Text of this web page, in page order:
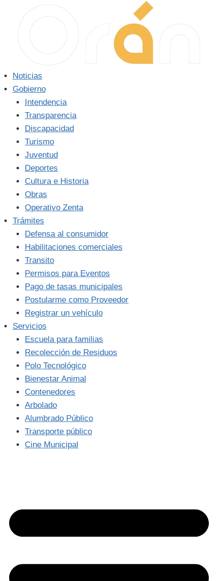
contenido
Noticias
Gobierno
Intendencia
Transparencia
Discapacidad
Turismo
Juventud
Deportes
Cultura e Historia
Obras
Operativo Zenta
Trámites
Defensa al consumidor
Habilitaciones comerciales
Transito
Permisos para Eventos
Pago de tasas municipales
Postularme como Proveedor
Registrar un vehículo
Servicios
Escuela para familias
Recolección de Residuos
Polo Tecnológico
Bienestar Animal
Contenedores
Arbolado
Alumbrado Público
Transporte público
Cine Municipal